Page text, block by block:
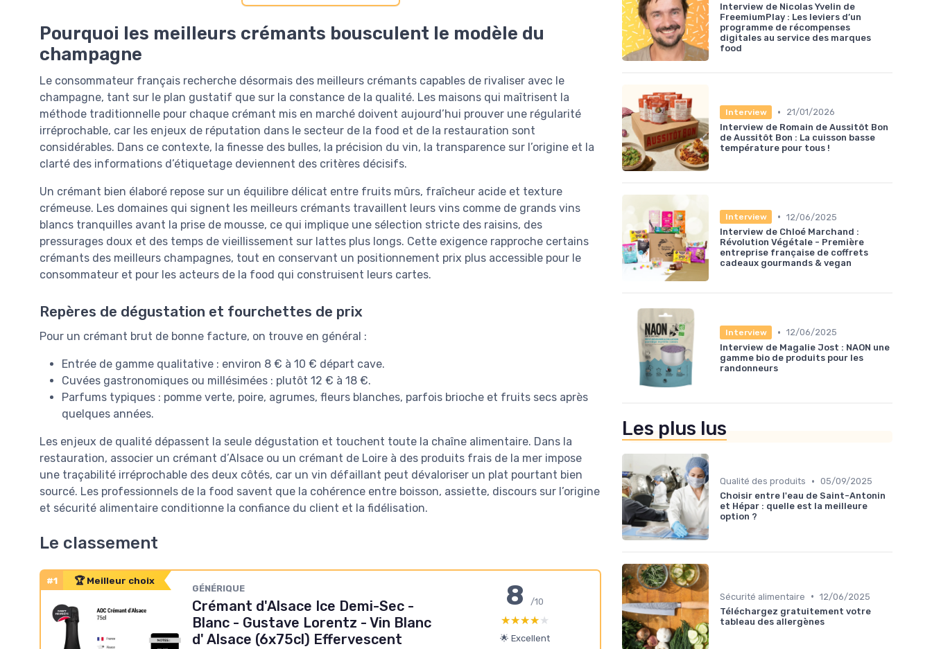
Pourquoi les meilleurs crémants bousculent le modèle du
champagne
Le consommateur français recherche désormais des meilleurs crémants capables de rivaliser avec le
champagne, tant sur le plan gustatif que sur la constance de la qualité. Les maisons qui maîtrisent la
méthode traditionnelle pour chaque crémant mis en marché doivent aujourd’hui prouver une régularité
irréprochable, car les enjeux de réputation dans le secteur de la food et de la restauration sont
considérables. Dans ce contexte, la finesse des bulles, la précision du vin, la transparence sur l’origine et la
clarté des informations d’étiquetage deviennent des critères décisifs.
Un crémant bien élaboré repose sur un équilibre délicat entre fruits mûrs, fraîcheur acide et texture
crémeuse. Les domaines qui signent les meilleurs crémants travaillent leurs vins comme de grands vins
blancs tranquilles avant la prise de mousse, ce qui implique une sélection stricte des raisins, des
pressurages doux et des temps de vieillissement sur lattes plus longs. Cette exigence rapproche certains
crémants des meilleurs champagnes, tout en conservant un positionnement prix plus accessible pour le
consommateur et pour les acteurs de la food qui construisent leurs cartes.
Repères de dégustation et fourchettes de prix
Pour un crémant brut de bonne facture, on trouve en général :
Entrée de gamme qualitative : environ 8 € à 10 € départ cave.
Cuvées gastronomiques ou millésimées : plutôt 12 € à 18 €.
Parfums typiques : pomme verte, poire, agrumes, fleurs blanches, parfois brioche et fruits secs après
quelques années.
Les enjeux de qualité dépassent la seule dégustation et touchent toute la chaîne alimentaire. Dans la
restauration, associer un crémant d’Alsace ou un crémant de Loire à des produits frais de la mer impose
une traçabilité irréprochable des deux côtés, car un vin défaillant peut dévaloriser un plat pourtant bien
sourcé. Les professionnels de la food savent que la cohérence entre boisson, assiette, discours sur l’origine
et sécurité alimentaire conditionne la confiance du client et la fidélisation.
Le classement
#1 🏆 Meilleur choix
GÉNÉRIQUE
Crémant d'Alsace Ice Demi-Sec -
Blanc - Gustave Lorentz - Vin Blanc
d' Alsace (6x75cl) Effervescent
8/10
★★★★★
★★★★★
🌟 Excellent
Interview de Nicolas Yvelin de
FreemiumPlay : Les leviers d’un
programme de récompenses
digitales au service des marques
food
Interview •
21/01/2026
Interview de Romain de Aussitôt Bon
de Aussitôt Bon : La cuisson basse
température pour tous !
Interview • 12/06/2025
Interview de Chloé Marchand :
Révolution Végétale - Première
entreprise française de coffrets
cadeaux gourmands & vegan
Interview • 12/06/2025
Interview de Magalie Jost : NAON une
gamme bio de produits pour les
randonneurs
Les plus lus
Qualité des produits • 05/09/2025
Choisir entre l'eau de Saint-Antonin
et Hépar : quelle est la meilleure
option ?
Sécurité alimentaire • 12/06/2025
Téléchargez gratuitement votre
tableau des allergènes